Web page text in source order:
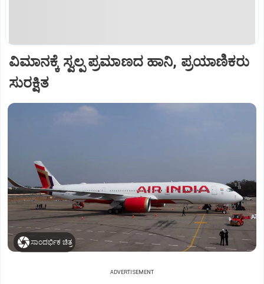
ವಿಮಾನಕ್ಕೆ ಸ್ವಲ್ಪ ಪ್ರಮಾಣದ ಹಾನಿ, ಪ್ರಯಾಣಿಕರು
ಸುರಕ್ಷಿತ
ಸಾಂದರ್ಭಿಕ ಚಿತ್ರ
ADVERTISEMENT